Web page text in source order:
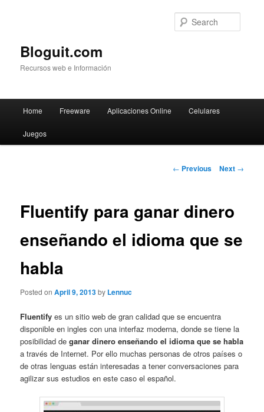
Bloguit.com
Recursos web e Información
Skip
to
Home Freeware Aplicaciones Online Celulares
Juegos
Post
← Previous Next →
Fluentify para ganar dinero
enseñando el idioma que se
habla
Posted onApril 9, 2013by Lennuc
Fluentify es un sitio web de gran calidad que se encuentra
disponible en ingles con una interfaz moderna, donde se tiene la
posibilidad deganar dinero enseñando el idioma que se habla
a través de Internet. Por ello muchas personas de otros países o
de otras lenguas están interesadas a tener conversaciones para
agilizar sus estudios en este caso el español.